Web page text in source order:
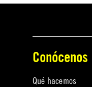
Conócenos
Qué hacemos